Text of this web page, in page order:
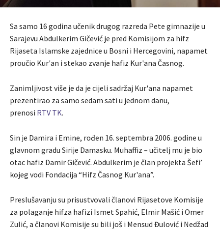
Sa samo 16 godina učenik drugog razreda Pete gimnazije u
Sarajevu Abdulkerim Gičević je pred Komisijom za hifz
Rijaseta Islamske zajednice u Bosni i Hercegovini, napamet
proučio Kur'an i stekao zvanje hafiz Kur'ana Časnog.
Zanimljivost više je da je cijeli sadržaj Kur'ana napamet
prezentirao za samo sedam sati u jednom danu,
prenosi RTV TK.
Sin je Damira i Emine, rođen 16. septembra 2006. godine u
glavnom gradu Sirije Damasku. Muhaffiz – učitelj mu je bio
otac hafiz Damir Gičević. Abdulkerim je član projekta Šefi’
kojeg vodi Fondacija “Hifz Časnog Kur'ana”.
Preslušavanju su prisustvovali članovi Rijasetove Komisije
za polaganje hifza hafizi Ismet Spahić, Elmir Mašić i Omer
Zulić, a članovi Komisije su bili još i Mensud Đulović i Nedžad